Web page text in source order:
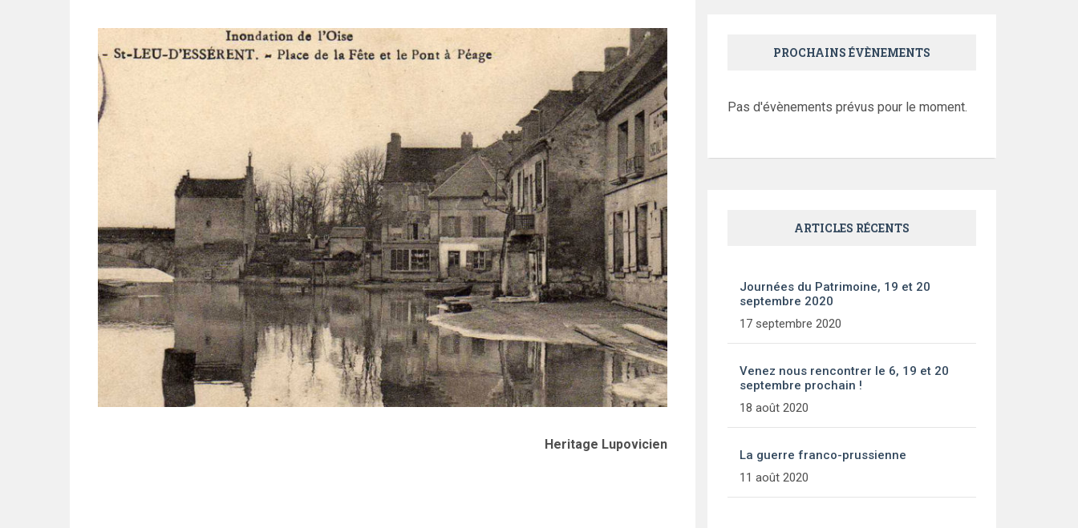
Heritage Lupovicien
PROCHAINS ÉVÈNEMENTS
Pas d'évènements prévus pour le moment.
ARTICLES RÉCENTS
Journées du Patrimoine, 19 et 20
septembre 2020
17 septembre 2020
Venez nous rencontrer le 6, 19 et 20
septembre prochain !
18 août 2020
La guerre franco-prussienne
11 août 2020